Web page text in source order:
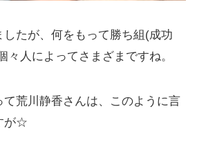
したが、何をもって勝ち組(成功
々人によってさまざまですね。
て荒川静香さんは、このように言
が☆